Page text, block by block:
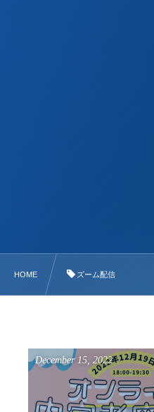
HOME ズーム配信
December 15,2022